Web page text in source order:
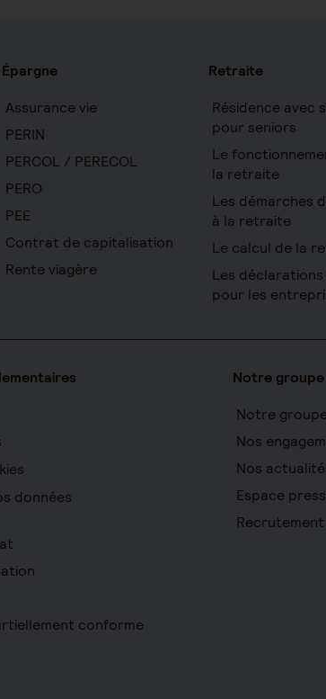
Épargne
Assurance vie
PERIN
PERCOL / PERECOL
PERO
PEE
Contrat de capitalisation
Rente viagère
Retraite
Résidence avec
pour seniors
Le
la retraite
Les démarches
à la retraite
Le calcul de la
Les
pour les
données
conforme
Notre groupe
Notre
Nos
Nos
Espace
Recrutement